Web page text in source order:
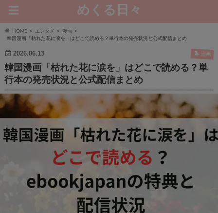
めくる日々
HOME エンタメ
漫画
韓国漫画「枯れた花に涙を」はどこで読める？単行本の発売状況と公式配信まとめ
2026.06.13 漫画
韓国漫画「枯れた花に涙を」はどこで読める？単
行本の発売状況と公式配信まとめ